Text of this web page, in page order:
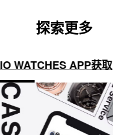
探索更多
WATCHES APP获取